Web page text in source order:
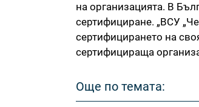
на организацията. В
сертифициране. „ВСУ
сертифицирането на
сертифицираща
Още по темата: